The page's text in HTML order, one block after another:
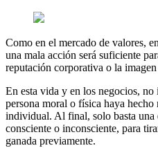
Como en el mercado de valores,
una mala acción será suficiente
reputación corporativa o la
En esta vida y en los negocios,
persona moral o física haya
individual. Al final, solo basta una
consciente o inconsciente, para
ganada previamente.